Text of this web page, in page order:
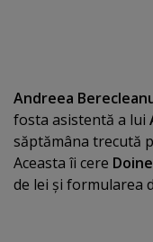
Andreea
fosta asistentă a lui
săptămâna trecută
Aceasta îi cere
de lei şi formularea